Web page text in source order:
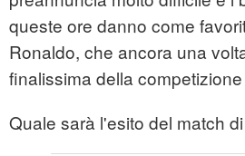
queste ore danno come
Ronaldo, che ancora una
finalissima della
Quale sarà l'esito del match